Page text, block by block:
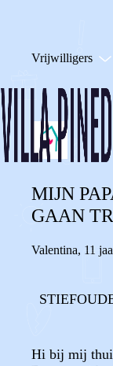
Vrijwilligers
MIJN
GAAN
Valentina, 11
Hi bij mij